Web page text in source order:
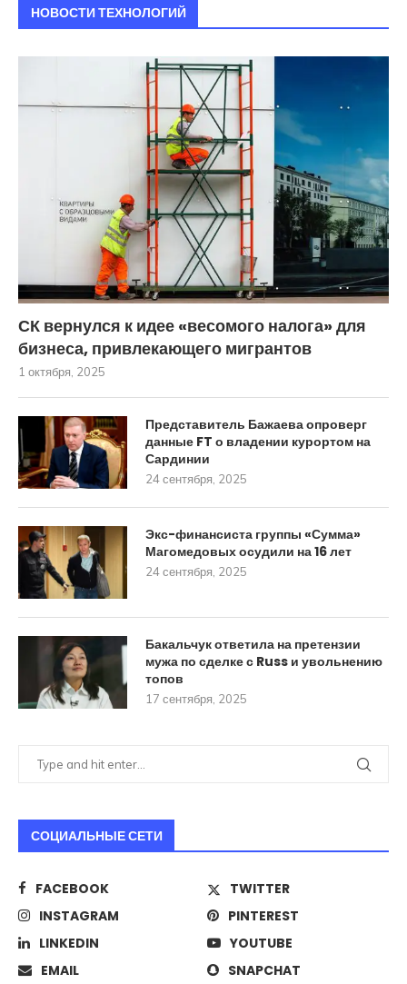
НОВОСТИ ТЕХНОЛОГИЙ
СК вернулся к идее «весомого налога» для
бизнеса, привлекающего мигрантов
1 октября, 2025
Представитель Бажаева опроверг
данные FT о владении курортом на
Сардинии
24 сентября, 2025
Экс-финансиста группы «Сумма»
Магомедовых осудили на 16 лет
24 сентября, 2025
Бакальчук ответила на претензии
мужа по сделке с Russ и увольнению
топов
17 сентября, 2025
СОЦИАЛЬНЫЕ СЕТИ
FACEBOOK
TWITTER
INSTAGRAM
PINTEREST
LINKEDIN
YOUTUBE
EMAIL
SNAPCHAT